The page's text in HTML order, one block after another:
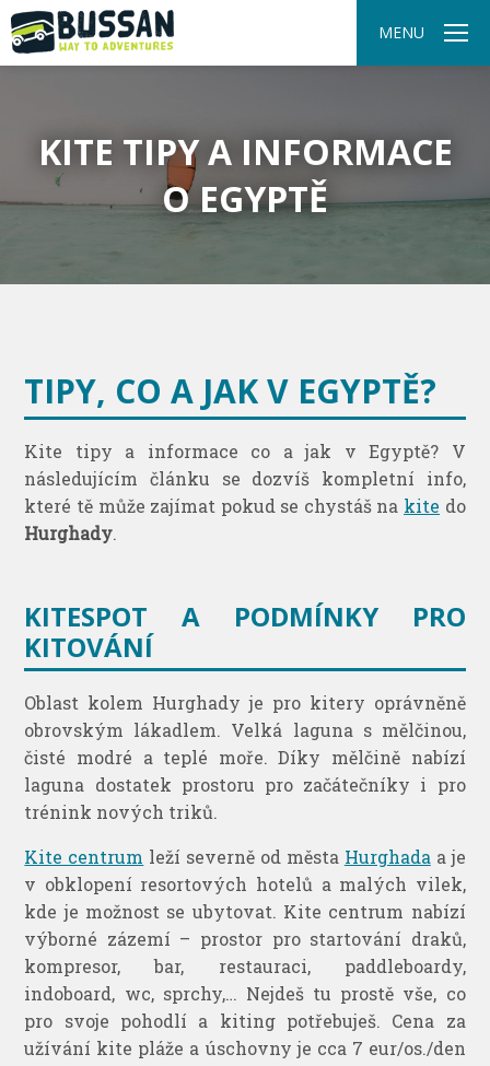
MENU
KITE TIPY A INFORMACE
O EGYPTĚ
TIPY, CO A JAK V EGYPTĚ?
Kite tipy a informace co a jak v Egyptě? V
následujícím článku se dozvíš kompletní info,
které tě může zajímat pokud se chystáš na kite do
Hurghady.
KITESPOT A PODMÍNKY PRO
KITOVÁNÍ
Oblast kolem Hurghady je pro kitery oprávněně
obrovským lákadlem. Velká laguna s mělčinou,
čisté modré a teplé moře. Díky mělčině nabízí
laguna dostatek prostoru pro začátečníky i pro
trénink nových triků.
Kite centrum leží severně od města Hurghada a je
v obklopení resortových hotelů a malých vilek,
kde je možnost se ubytovat. Kite centrum nabízí
výborné zázemí – prostor pro startování draků,
kompresor, bar, restauraci, paddleboardy,
indoboard, wc, sprchy,… Nejdeš tu prostě vše, co
pro svoje pohodlí a kiting potřebuješ. Cena za
užívání kite pláže a úschovny je cca 7 eur/os./den